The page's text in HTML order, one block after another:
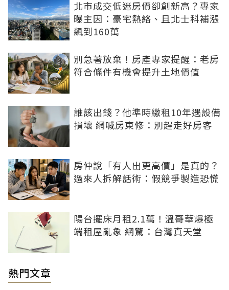
北市成交低迷房價卻創新高？專家
曝主因：豪宅熱絡、且北士科補漲
飆到160萬
別急著放棄！房產專家提醒：老房
符合條件有機會提升土地價值
誰該出錢？他準時繳租10年遇設備
損壞 網喊房東修：別趕走好房客
房仲說「有人出更高價」是真的？
過來人拆解話術：假競爭製造恐慌
陽台擺床月租2.1萬！溫哥華爆極
端租屋亂象 網驚：台灣真天堂
熱門文章